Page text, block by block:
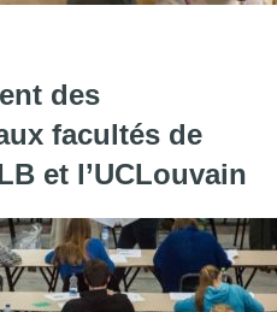
"Jean-Paul Lambert,
des
facultés de
et l’UCLouvain